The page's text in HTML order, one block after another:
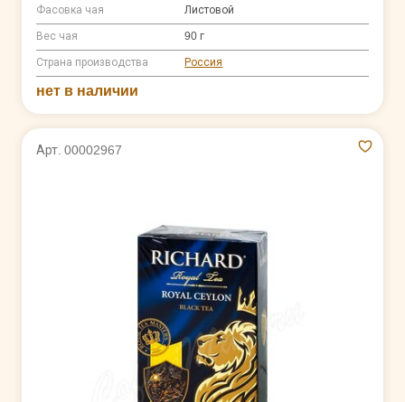
Фасовка чая Листовой
Вес чая 90 г
Страна производства Россия
нет в наличии
Арт. 00002967